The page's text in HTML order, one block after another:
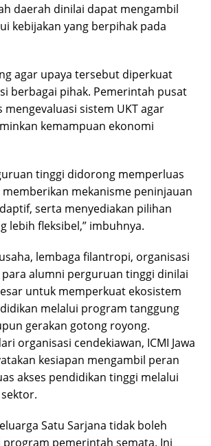
daerah dinilai dapat mengambil
kebijakan yang berpihak pada
agar upaya tersebut diperkuat
berbagai pihak. Pemerintah pusat
sistem UKT agar
kemampuan ekonomi
tinggi didorong memperluas
memberikan mekanisme peninjauan
serta menyediakan pilihan
lebih fleksibel,” imbuhnya.
lembaga filantropi, organisasi
alumni perguruan tinggi dinilai
untuk memperkuat ekosistem
melalui program tanggung
gerakan gotong royong.
organisasi cendekiawan, ICMI Jawa
kesiapan mengambil peran
akses pendidikan tinggi melalui
Satu Sarjana tidak boleh
program pemerintah semata. Ini